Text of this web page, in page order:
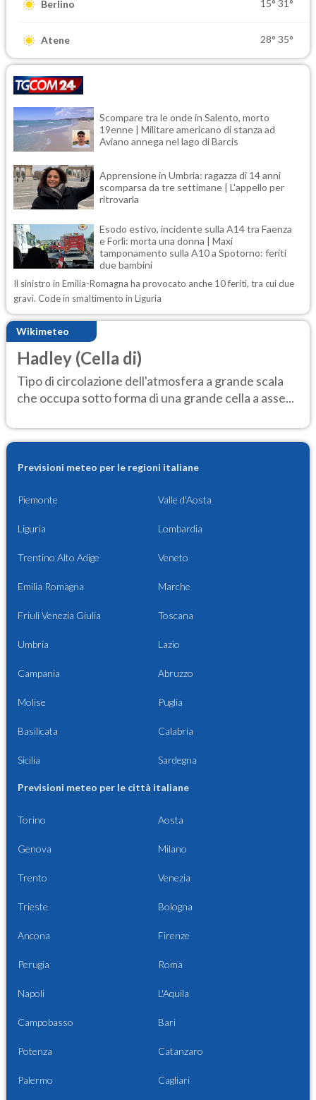
Berlino 15° 31°
Atene 28° 35°
Scompare tra le onde in Salento, morto
19enne | Militare americano di stanza ad
Aviano annega nel lago di Barcis
Apprensione in Umbria: ragazza di 14 anni
scomparsa da tre settimane | L'appello per
ritrovarla
Esodo estivo, incidente sulla A14 tra Faenza
e Forlì: morta una donna | Maxi
tamponamento sulla A10 a Spotorno: feriti
due bambini
Il sinistro in Emilia-Romagna ha provocato anche 10 feriti, tra cui due
gravi. Code in smaltimento in Liguria
Wikimeteo
Hadley (Cella di)
Tipo di circolazione dell'atmosfera a grande scala
che occupa sotto forma di una grande cella a asse...
Previsioni meteo per le regioni italiane
Piemonte Valle d'Aosta
Liguria Lombardia
Trentino Alto Adige Veneto
Emilia Romagna Marche
Friuli Venezia Giulia Toscana
Umbria Lazio
Campania Abruzzo
Molise Puglia
Basilicata Calabria
Sicilia Sardegna
Previsioni meteo per le città italiane
Torino Aosta
Genova Milano
Trento Venezia
Trieste Bologna
Ancona Firenze
Perugia Roma
Napoli L'Aquila
Campobasso Bari
Potenza Catanzaro
Palermo Cagliari